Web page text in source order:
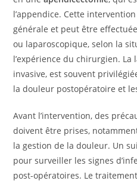
l’appendice. Cette
générale et peut être
ou laparoscopique, selon la
l’expérience du chirurgien.
invasive, est souvent
la douleur postopératoire et
Avant l’intervention, des
doivent être prises,
la gestion de la douleur. Un
pour surveiller les signes
post-opératoires. Le